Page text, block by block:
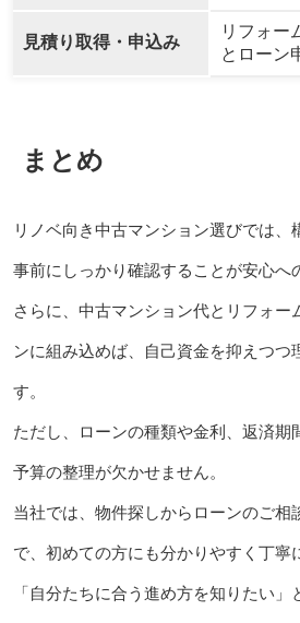
見積り取得・申込み
リフォー
とローン
まとめ
リノベ向き中古マンション選びでは、
事前にしっかり確認することが安心へ
さらに、中古マンション代とリフォー
ンに組み込めば、自己資金を抑えつつ
す。
ただし、ローンの種類や金利、返済期
予算の整理が欠かせません。
当社では、物件探しからローンのご相
で、初めての方にも分かりやすく丁寧
「自分たちに合う進め方を知りたい